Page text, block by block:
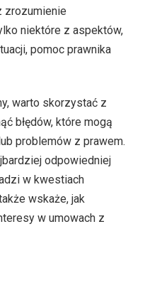
zrozumienie
niektóre z aspektów,
pomoc prawnika
warto skorzystać z
błędów, które mogą
problemów z prawem.
odpowiedniej
w kwestiach
wskaże, jak
w umowach z